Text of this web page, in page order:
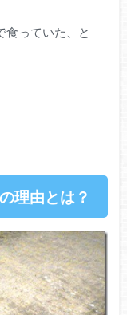
食っていた、と
理由とは？